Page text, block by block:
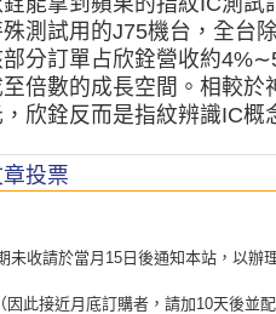
測試用的J75機台，全台
分訂單占欣銓營收約
至倍數的成長空間。相較
，欣銓反而是指紋辨識IC概
投票
未收請於當月15日後通知本站，以辦
因此接近月底訂購者，請加10天後並